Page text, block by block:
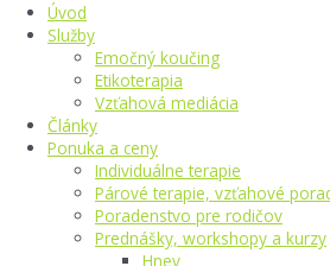
Úvod
Služby
Emočný koučing
Etikoterapia
Vzťahová mediácia
Články
Ponuka a ceny
Individuálne terapie
Párové terapie, vzťahové
Poradenstvo pre rodičov
Prednášky, workshopy a kurzy
Hnev